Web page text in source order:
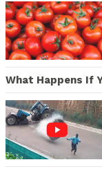
What Happens If